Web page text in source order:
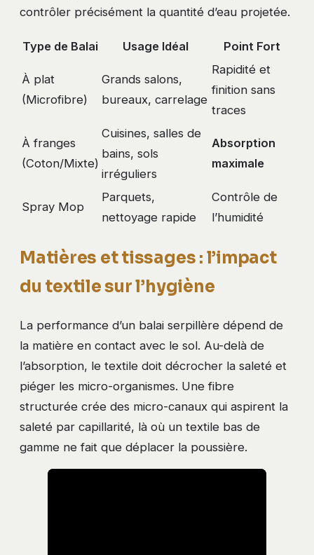
contrôler précisément la quantité d’eau projetée.
Type de Balai Usage Idéal Point Fort
À plat
(Microfibre)
Grands salons,
bureaux, carrelage
Rapidité et
finition sans
traces
À franges
(Coton/Mixte)
Cuisines, salles de
bains, sols
irréguliers
Absorption
maximale
Spray Mop
Parquets,
nettoyage rapide
Contrôle de
l’humidité
Matières et tissages : l’impact
du textile sur l’hygiène
La performance d’un balai serpillère dépend de
la matière en contact avec le sol. Au-delà de
l’absorption, le textile doit décrocher la saleté et
piéger les micro-organismes. Une fibre
structurée crée des micro-canaux qui aspirent la
saleté par capillarité, là où un textile bas de
gamme ne fait que déplacer la poussière.